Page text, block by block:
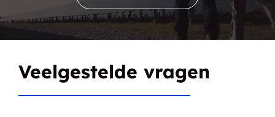
New Boston
New Ipswich Stoddard
West Stewartstown Campton
Columbia Dublin
Veelgestelde vragen